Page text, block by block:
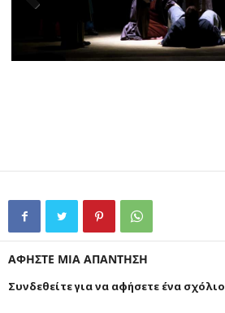
ΑΦΗΣΤΕ ΜΙΑ ΑΠΑΝΤΗΣΗ
Συνδεθείτε για να αφήσετε ένα σχόλιο